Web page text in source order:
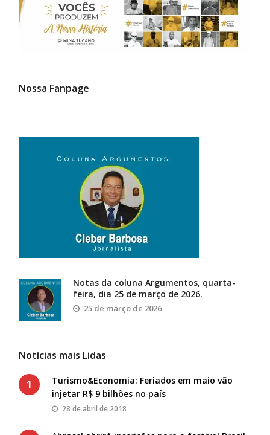
Nossa Fanpage
Notas da coluna Argumentos, quarta-
feira, dia 25 de março de 2026.
25 de março de 2026
Notícias mais Lidas
1
Turismo&Economia: Feriados em maio vão
injetar R$ 9 bilhões no país
28 de abril de 2018